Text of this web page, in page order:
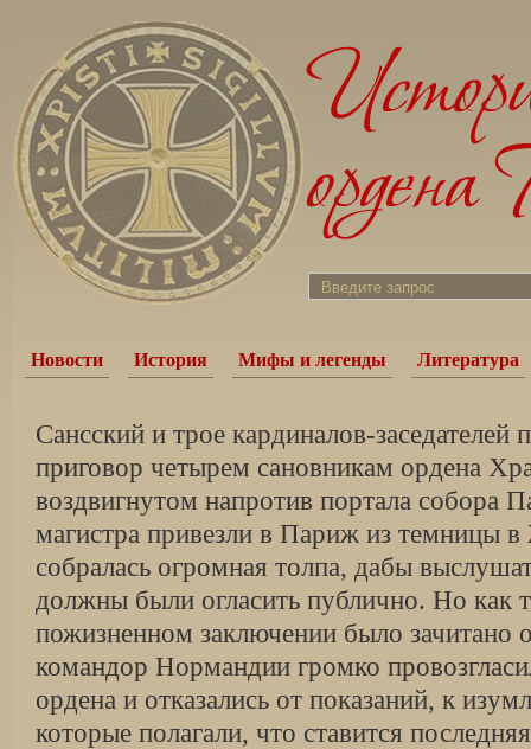
Новости История Мифы и легенды Литература
Сансский и трое кардиналов-заседателей
приговор четырем сановникам ордена
воздвигнутом напротив портала собора
магистра привезли в Париж из темницы
собралась огромная толпа, дабы
должны были огласить публично. Но как
пожизненном заключении было зачитано
командор Нормандии громко
ордена и отказались от показаний, к
которые полагали, что ставится